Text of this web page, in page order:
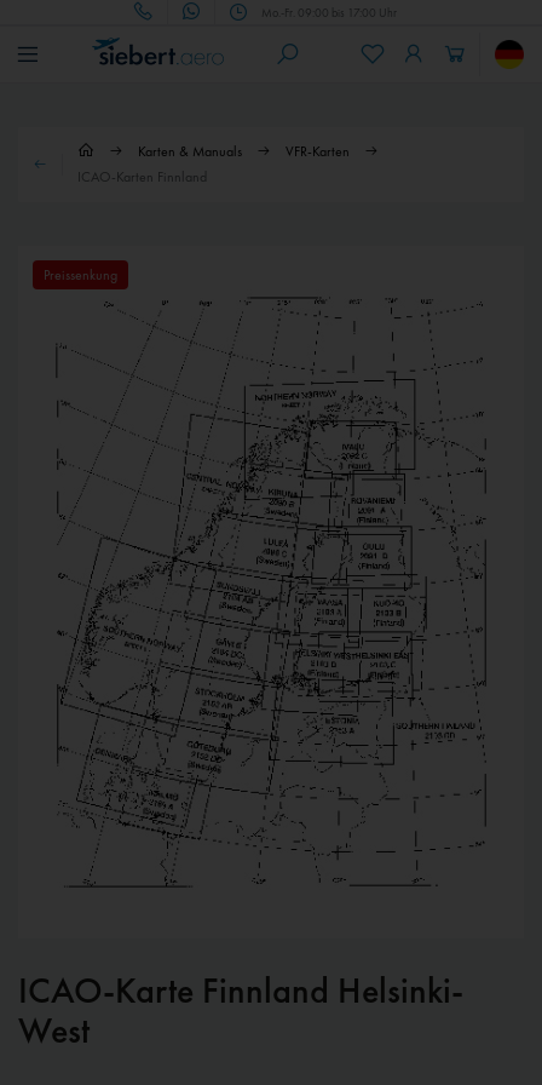
Mo.-Fr. 09:00 bis 17:00 Uhr
Karten & Manuals
VFR-Karten
ICAO-Karten Finnland
Preissenkung
ICAO-Karte Finnland Helsinki-
West